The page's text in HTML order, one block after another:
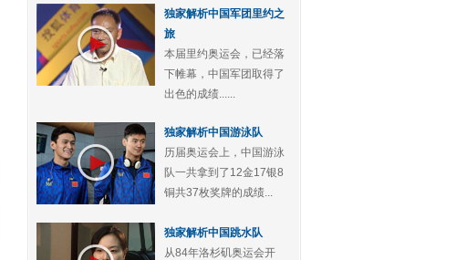
独家解析中国军团里约之
旅
本届里约奥运会，已经落
下帷幕，中国军团取得了
出色的成绩......
独家解析中国游泳队
历届奥运会上，中国游泳
队一共拿到了12金17银8
铜共37枚奖牌的成绩...
独家解析中国跳水队
从84年洛杉矶奥运会开